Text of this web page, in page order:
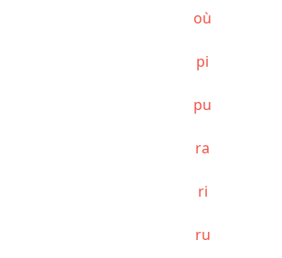
où
pi
pu
ra
ri
ru